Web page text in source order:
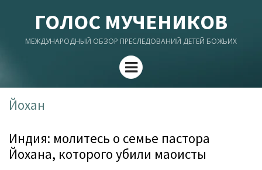
ГОЛОС МУЧЕНИКОВ
МЕЖДУНАРОДНЫЙ ОБЗОР ПРЕСЛЕДОВАНИЙ ДЕТЕЙ БОЖЬИХ
Menu
Йохан
Индия: молитесь о семье пастора
Йохана, которого убили маоисты